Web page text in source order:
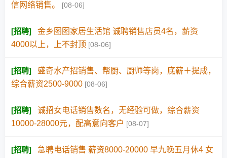
信网络销售。
[08-06]
[招聘]
金乡图图家居生活馆 诚聘销售店员4名，薪资
4000以上，上不封顶 [08-06]
[招聘]
盛奇水产招销售、帮厨、厨师等岗，底薪＋提成，
综合薪资2500-9000 [08-06]
[招聘]
诚招女电话销售数名，无经验可做，综合薪资
10000-28000元，配高意向客户 [08-07]
[招聘]
急聘电话销售 薪资8000-20000 早九晚五月休4 女